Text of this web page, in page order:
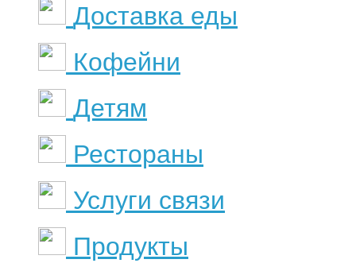
Доставка еды
Кофейни
Детям
Рестораны
Услуги связи
Продукты